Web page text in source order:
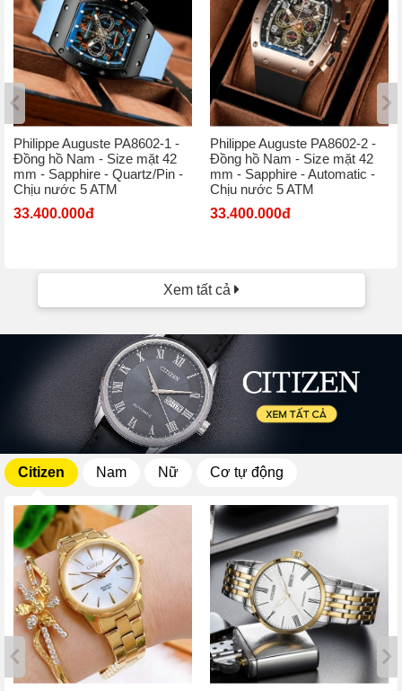
Philippe Auguste PA8602-1 -
Đồng hồ Nam - Size mặt 42
mm - Sapphire - Quartz/Pin -
Chịu nước 5 ATM
33.400.000đ
Philippe Auguste PA8602-2 -
Đồng hồ Nam - Size mặt 42
mm - Sapphire - Automatic -
Chịu nước 5 ATM
33.400.000đ
Xem tất cả
Citizen Nam Nữ Cơ tự động